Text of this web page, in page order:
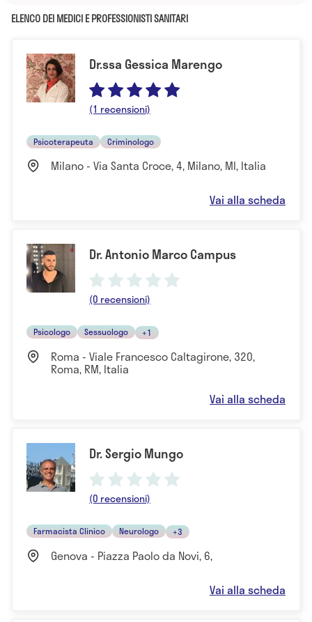
ELENCO DEI MEDICI E PROFESSIONISTI SANITARI
Dr.ssa Gessica Marengo
(1 recensioni)
Psicoterapeuta Criminologo
Milano - Via Santa Croce, 4, Milano, MI, Italia
Vai alla scheda
Dr. Antonio Marco Campus
(0 recensioni)
Psicologo Sessuologo +1
Roma - Viale Francesco Caltagirone, 320,
Roma, RM, Italia
Vai alla scheda
Dr. Sergio Mungo
(0 recensioni)
Farmacista Clinico Neurologo +3
Genova - Piazza Paolo da Novi, 6,
Vai alla scheda